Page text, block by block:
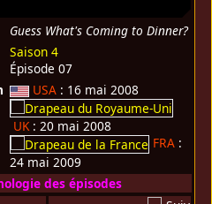
Guess What's Coming to Dinner?
Saison 4
Épisode 07
USA: 16 mai 2008
UK: 20 mai 2008
FRA:
24 mai 2009
des épisodes